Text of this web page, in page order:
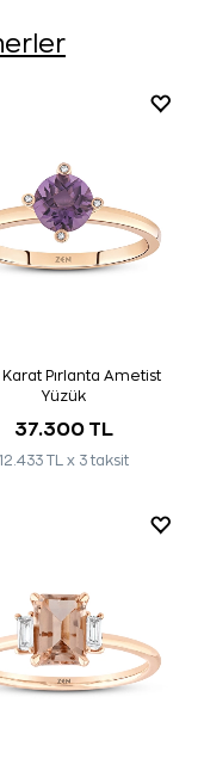
Karat Pırlanta Ametist
Yüzük
37.300 TL
12.433 TL x 3 taksit